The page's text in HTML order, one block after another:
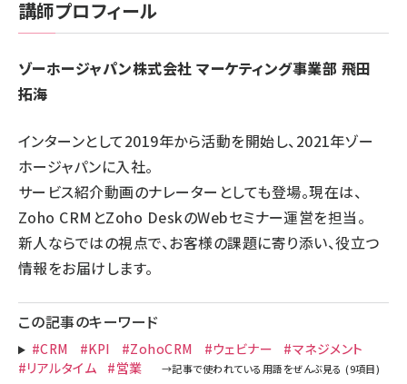
講師プロフィール
ゾーホージャパン株式会社マーケティング事業部 飛田
拓海
インターンとして2019年から活動を開始し、2021年ゾー
ホージャパンに入社。
サービス紹介動画のナレーターとしても登場。現在は、
Zoho CRMとZoho DeskのWebセミナー運営を担当。
新人ならではの視点で、お客様の課題に寄り添い、役立つ
情報をお届けします。
この記事のキーワード
#CRM #KPI #ZohoCRM #ウェビナー
#マネジメント
#リアルタイム
#営業